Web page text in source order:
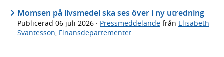
Momsen på livsmedel ska ses över i ny utredning
Publicerad 06 juli 2026 · Pressmeddelande från Elisabeth
Svantesson Finansdepartementet